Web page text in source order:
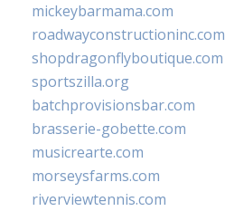
mickeybarmama.com
roadwayconstructioninc.com
shopdragonflyboutique.com
sportszilla.org
batchprovisionsbar.com
brasserie-gobette.com
musicrearte.com
morseysfarms.com
riverviewtennis.com